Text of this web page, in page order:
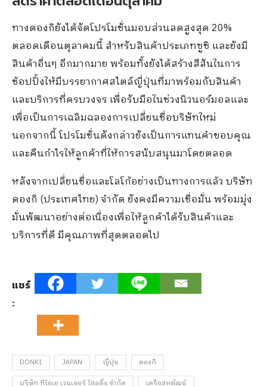
ทางดองกิยังได้จัดโปรโมชั่นมอบส่วนลดสูงสุด 20%
ตลอดเดือนตุลาคมนี้ สำหรับสินค้าประเภทซูชิ และยังมี
สินค้าอื่นๆ อีกมากมาย พร้อมทั้งยังได้สร้างสีสันในการ
ช้อปปิ้งให้มีบรรยากาศสไตล์ญี่ปุ่นที่มาพร้อมกับสินค้า
และบริการที่ครบวงจร เพื่อรับมือในช่วงนิวนอร์มอลและ
เพื่อเป็นการเฉลิมฉลองการเปลี่ยนชื่อบริษัทใหม่
นอกจากนี้ โปรโมชั่นดังกล่าวยังเป็นการแทนคำขอบคุณ
และคืนกำไรให้ลูกค้าที่ให้การสนับสนุนมาโดยตลอด
หลังจากเปลี่ยนชื่อและโลโก้อย่างเป็นทางการแล้ว บริษัท
ดองกิ (ประเทศไทย) จำกัด ยังคงมีความเชื่อมั่น พร้อมมุ่ง
มั่นพัฒนาอย่างต่อเนื่องเพื่อให้ลูกค้าได้รับสินค้าและ
บริการที่ดี มีคุณภาพที่สุดตลอดไป
แชร์
:
DONKI JAPAN ญี่ปุ่น
ดองกิ
บริษัท ทีโอเอ เวนเจอร์ โฮลดิ้ง จำกัด
เครือสหพัฒน์